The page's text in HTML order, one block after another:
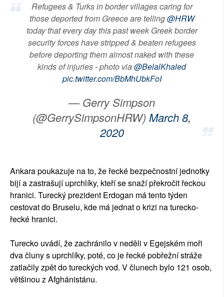
Refugees & Turks in border villages caring for
those deported from Greece are telling@HRW
today that every day this past week Greek border
security forces have stripped & beaten refugees
before deporting them almost naked with these
kinds of injuries - photo via@BelalKhaled
pic.twitter.com/BbMhUbkFoI
— Gerry Simpson
(@GerrySimpsonHRW) March 8,
2020
Ankara poukazuje na to, že řecké bezpečnostní jednotky
bijí a zastrašují uprchlíky, kteří se snaží překročit řeckou
hranici. Turecký prezident Erdogan má tento týden
cestovat do Bruselu, kde má jednat o krizi na turecko-
řecké hranici.
Turecko uvádí, že zachránilo v neděli v Egejském moři
dva čluny s uprchlíky, poté, co je řecké pobřežní stráže
zatlačily zpět do tureckých vod. V člunech bylo 121 osob,
většinou z Afghánistánu.